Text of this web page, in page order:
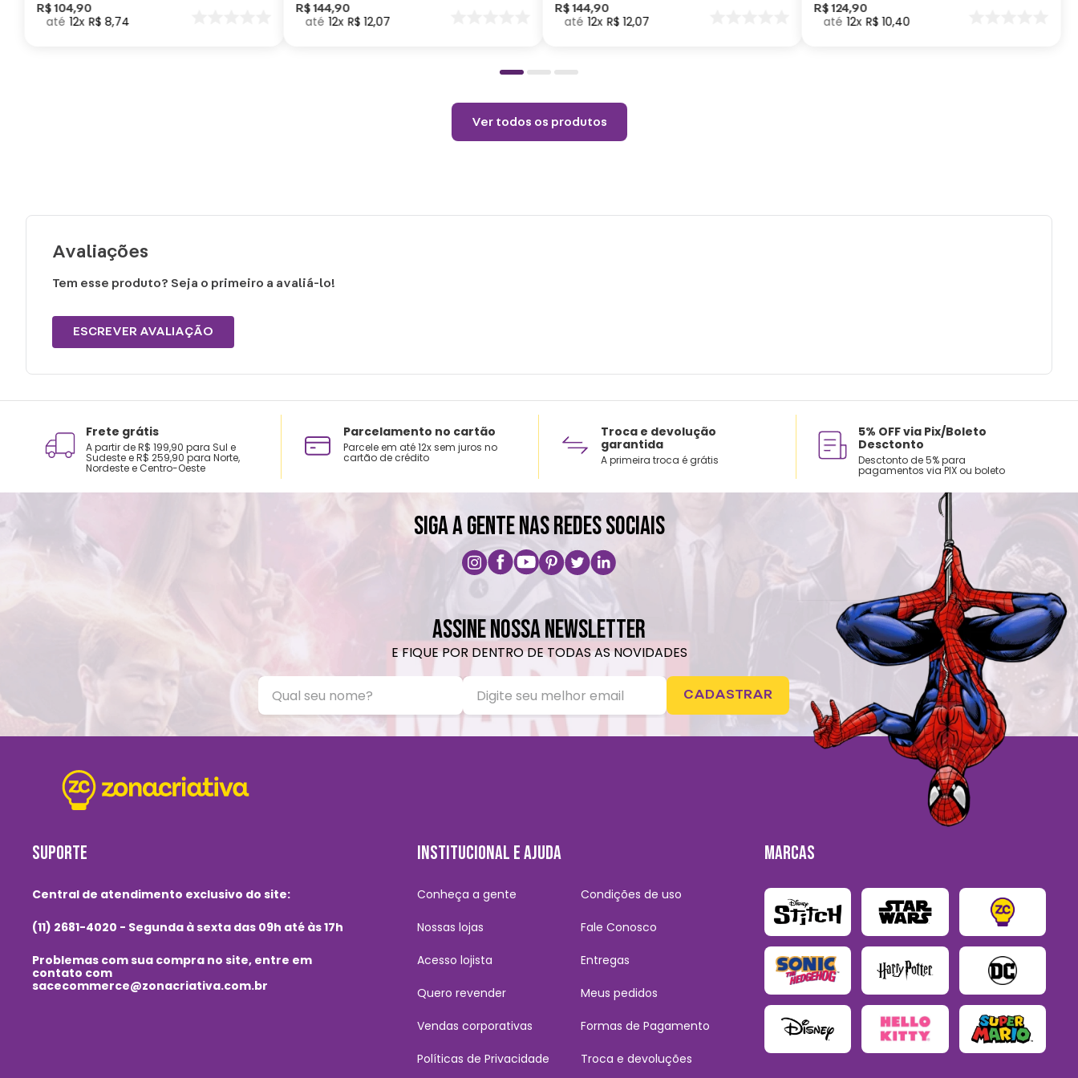
Não vai ao micro-ondas, nem a lava-louças.
R$ 104,90
12 R$ 8,74
Como Treinar
seu Dragão
R$ 144,90
12 R$ 12,07
R$ 144,90
12 R$ 12,07
R$ 124,90
12 R$ 10,40
Ver todos os produtos
Avaliações
Tem esse produto? Seja o primeiro a avaliá-lo!
ESCREVER AVALIAÇÃO
Frete grátis
A partir de R$ 199,90 para Sul e
Sudeste e R$ 259,90 para Norte,
Nordeste e Centro-Oeste
Parcelamento no cartão
Parcele em até 12x sem juros no
cartão de crédito
Troca e devolução
garantida
A primeira troca é grátis
5% OFF via Pix/Boleto
Desctonto
Desctonto de 5% para
pagamentos via PIX ou boleto
SIGA A GENTE NAS REDES SOCIAIS
ASSINE NOSSA NEWSLETTER
E FIQUE POR DENTRO DE TODAS AS NOVIDADES
CADASTRAR
SUPORTE
Central de atendimento exclusivo do site:
(11) 2681-4020 - Segunda à sexta das 09h até às 17h
Problemas com sua compra no site, entre em
contato com
sacecommerce@zonacriativa.com.br
INSTITUCIONAL E AJUDA
Conheça a gente
Nossas lojas
Acesso lojista
Quero revender
Vendas corporativas
Políticas de Privacidade
Condições de uso
Fale Conosco
Entregas
Meus pedidos
Formas de Pagamento
Troca e devoluções
MARCAS